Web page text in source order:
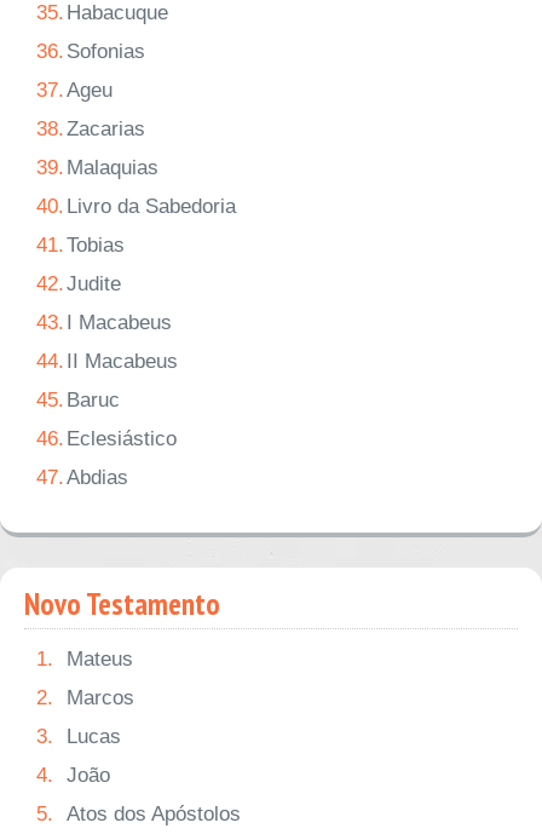
35. Habacuque
36. Sofonias
37.Ageu
38.Zacarias
39. Malaquias
40. Livro da Sabedoria
41.Tobias
42.Judite
43. I Macabeus
44. II Macabeus
45. Baruc
46. Eclesiástico
47.Abdias
Novo Testamento
1.
Mateus
2.
Marcos
3.
Lucas
4.
João
5.
Atos dos Apóstolos